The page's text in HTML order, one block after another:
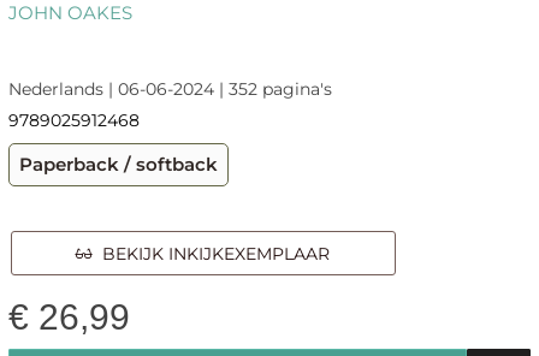
JOHN OAKES
Nederlands | 06-06-2024 | 352 pagina's
9789025912468
Paperback / softback
BEKIJK INKIJKEXEMPLAAR
€ 26,99